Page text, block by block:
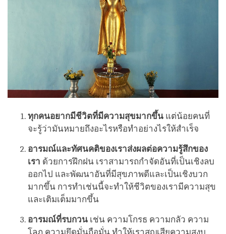
ทุกคนอยากมีชีวิตที่มีความสุขมากขึ้น แต่น้อยคนที่
จะรู้ว่ามันหมายถึงอะไรหรือทำอย่างไรให้สำเร็จ
อารมณ์และทัศนคติของเราส่งผลต่อความรู้สึกของ
เรา ด้วยการฝึกฝน เราสามารถกำจัดอันที่เป็นเชิงลบ
ออกไป และพัฒนาอันที่มีสุขภาพดีและเป็นเชิงบวก
มากขึ้น การทำเช่นนี้จะทำให้ชีวิตของเรามีความสุข
และเติมเต็มมากขึ้น
อารมณ์ที่รบกวน เช่น ความโกรธ ความกลัว ความ